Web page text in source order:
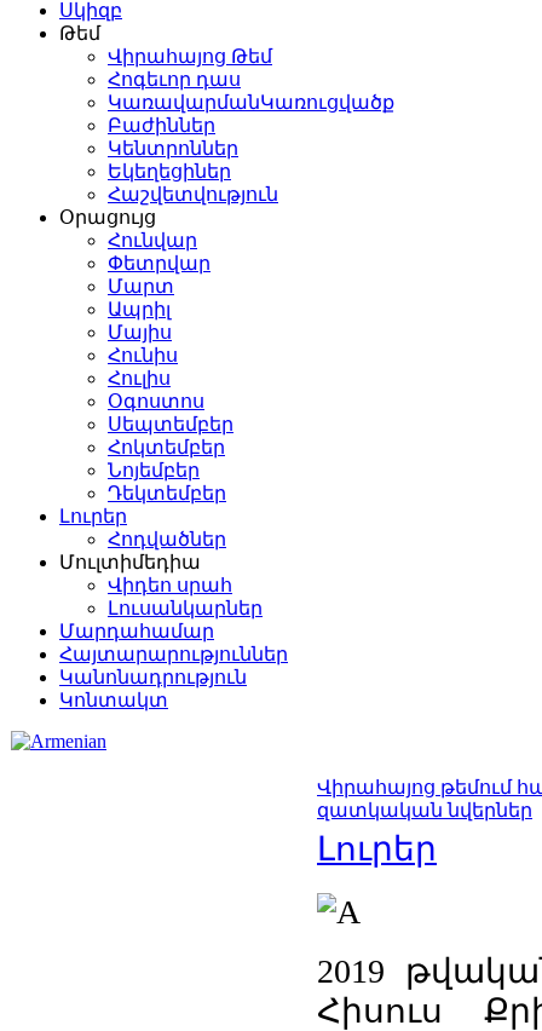
Սկիզբ
Թեմ
Վիրահայոց Թեմ
Հոգեւոր դաս
ԿառավարմանԿառուցվածք
Բաժիններ
Կենտրոններ
Եկեղեցիներ
Հաշվետվություն
Օրացույց
Հունվար
Փետրվար
Մարտ
Ապրիլ
Մայիս
Հունիս
Հուլիս
Օգոստոս
Սեպտեմբեր
Հոկտեմբեր
Նոյեմբեր
Դեկտեմբեր
Լուրեր
Հոդվածներ
Մուլտիմեդիա
Վիդեո սրահ
Լուսանկարներ
Մարդահամար
Հայտարարություններ
Կանոնադրություն
Կոնտակտ
Վիրահայոց թեմում
զատկական նվերներ
Լուրեր
2019
Հիսուս